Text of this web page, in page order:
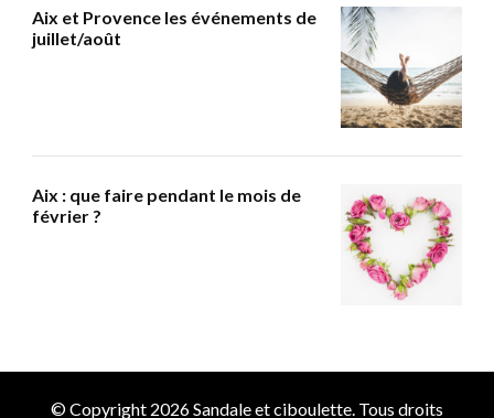
Aix et Provence les événements de
juillet/août
Aix : que faire pendant le mois de
février ?
© Copyright 2026Sandale et ciboulette. Tous droits